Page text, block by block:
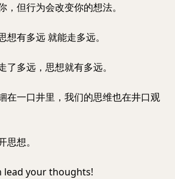
，但行为会改变你的想法。
想有多远 就能走多远。
了多远，思想就有多远。
在一口井里，我们的思维也在井口观
想。
lead your thoughts!